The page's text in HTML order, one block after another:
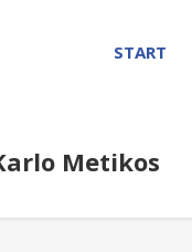
START
Metikos